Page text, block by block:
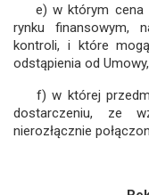
e) w którym cena
rynku finansowym,
kontroli, i które
odstąpienia od Umowy,
f) w której
dostarczeniu, ze
nierozłącznie